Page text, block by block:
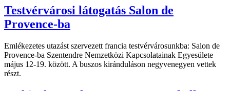
Testvérvárosi látogatás Salon de
Provence-ba
Emlékezetes utazást szervezett francia testvérvárosunkba: Salon de
Provence-ba Szentendre Nemzetközi Kapcsolatainak Egyesülete
május 12-19. között. A buszos kiránduláson negyvenegyen vettek
részt.